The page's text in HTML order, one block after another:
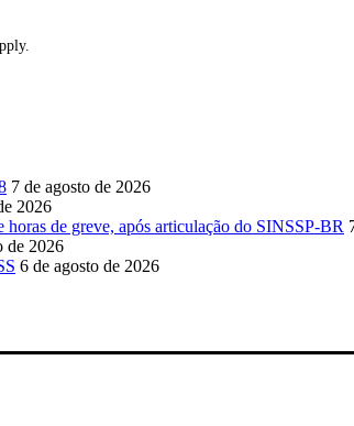
7 de agosto de 2026
2026
de greve, após articulação do SINSSP-BR
de 2026
6 de agosto de 2026